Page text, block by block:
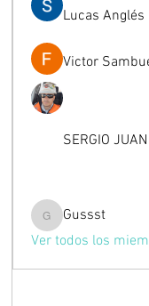
Lucas Anglés
Victor
SERGIO
Gussst
Gussst
Ver todos los